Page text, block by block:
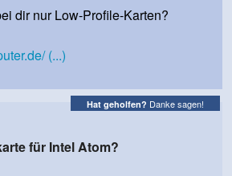
dir nur Low-Profile-Karten?
(...)
Hat geholfen? Danke sagen!
für Intel Atom?